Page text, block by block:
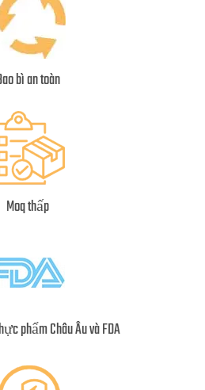
bì an toàn
Moq thấp
phẩm Châu Âu và FDA